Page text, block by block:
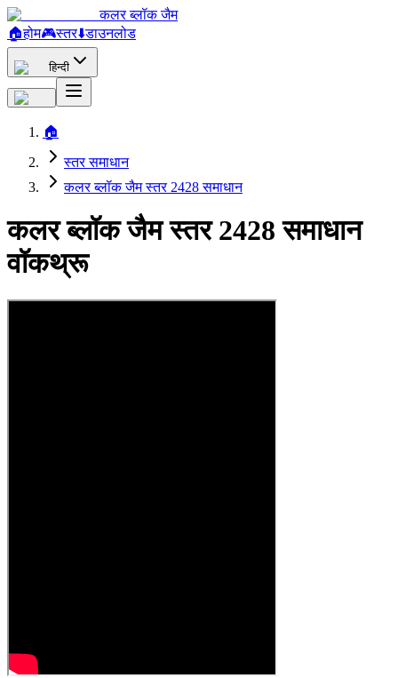
कलर ब्लॉक जैम
🏠होम🎮स्तर⬇️डाउनलोड
हिन्दी
🏠
स्तर समाधान
कलर ब्लॉक जैम स्तर 2428 समाधान
कलर ब्लॉक जैम स्तर 2428 समाधान
वॉकथ्रू